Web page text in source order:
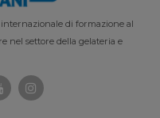
di formazione al
nel settore della gelateria e